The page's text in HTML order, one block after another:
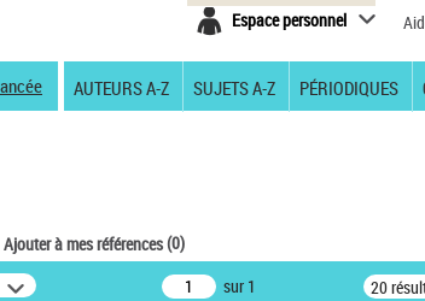
Espace personnel
AUTEURS A-Z SUJETS A-Z PÉRIODIQUES
Ajouter à mes références(0)
sur 1 20